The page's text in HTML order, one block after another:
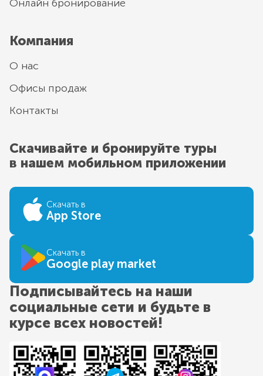
Онлайн бронирование
Компания
О нас
Офисы продаж
Контакты
Скачивайте и бронируйте туры
в нашем мобильном приложении
Скачать в
App Store
Скачать в
Google play market
Подписывайтесь на наши
социальные сети и будьте в
курсе всех новостей!